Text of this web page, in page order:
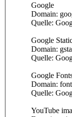
Google
Domain:
Quelle:
Google
Domain:
Quelle:
Google
Domain:
Quelle:
YouTube